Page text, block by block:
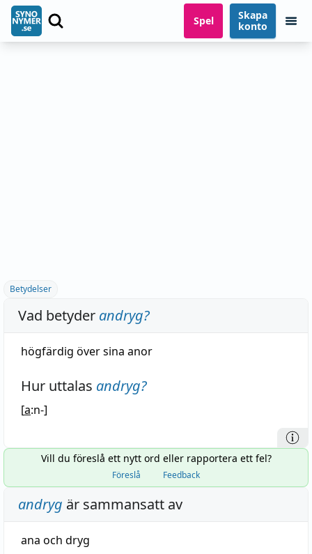
Spel
Skapa
konto
Betydelser
Vad betyder andryg?
högfärdig över sina anor
Hur uttalas andryg?
[a:n-]
Vill du föreslå ett nytt ord eller rapportera ett fel?
Föreslå Feedback
andryg är sammansatt av
ana och dryg